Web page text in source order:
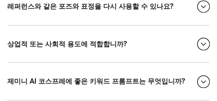
레퍼런스와 같은 포즈와 표정을 다시 사용할 수 있나요?
상업적 또는 사회적 용도에 적합합니까?
제미니 AI 코스프레에 좋은 키워드 프롬프트는 무엇입니까?